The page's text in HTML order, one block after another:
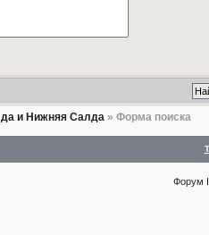
и Нижняя Салда» Форма поиска
Форум